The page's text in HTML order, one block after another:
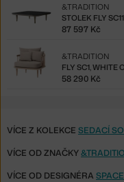
&TRADITION
87 597 Kč
FLY SC1,
&TRADITION
58 290 Kč
VÍCE Z KOLEKCE SEDACÍ
VÍCE OD ZNAČKY
VÍCE OD DESIGNÉRA